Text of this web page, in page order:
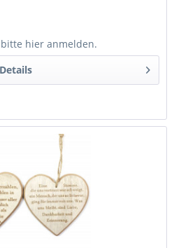
hier anmelden.
Details